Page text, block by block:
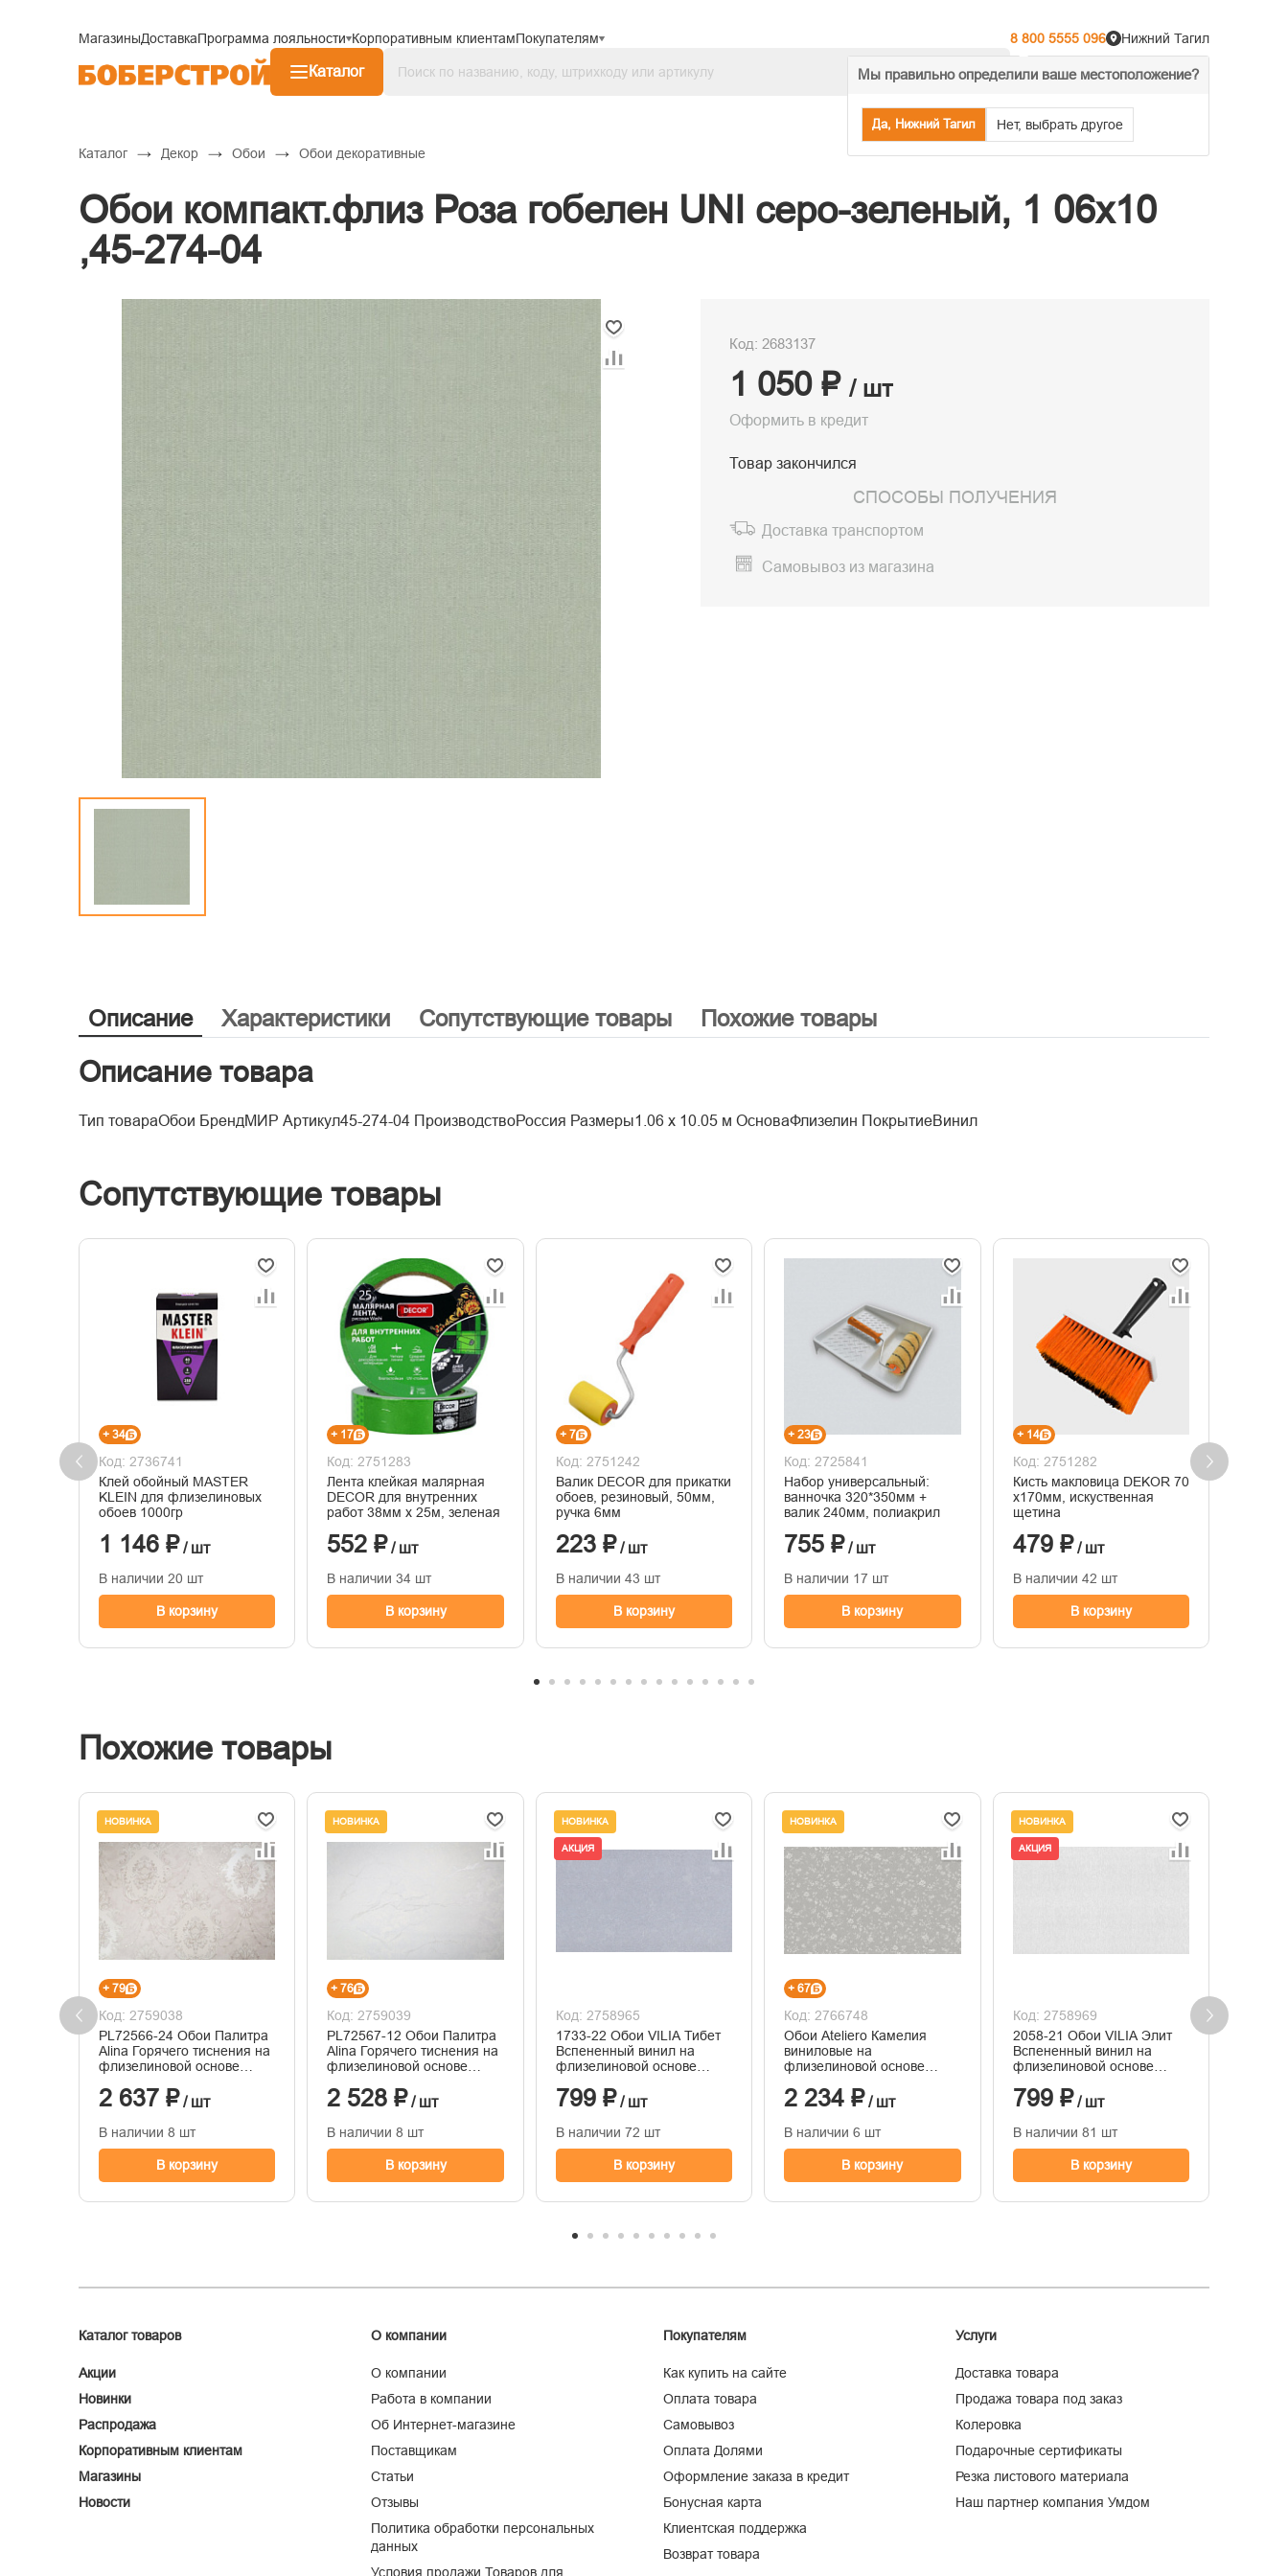
МагазиныДоставкаПрограмма лояльности Корпоративным клиентамПокупателям 8 800 5555 096
Мы правильно определили ваше местоположение?
Да, Нижний Тагил Нет, выбрать другое
Нижний Тагил
Каталог
% Акции Распродажа
Каталог → Декор → Обои → Обои декоративные
Обои компакт.флиз Роза гобелен UNI серо-зеленый, 1 06х10
,45-274-04
Код: 2683137
1 050 ₽ / шт
Оформить в кредит
Товар закончился
СПОСОБЫ ПОЛУЧЕНИЯ
Доставка транспортом
Самовывоз из магазина
Описание Характеристики Сопутствующие товары Похожие товары
Описание товара
Тип товараОбои БрендМИР Артикул45-274-04 ПроизводствоРоссия Размеры1.06 x 10.05 м ОсноваФлизелин ПокрытиеВинил
Сопутствующие товары
+ 34
Код: 2736741
Клей обойный MASTER
KLEIN для флизелиновых
обоев 1000гр
1 146 ₽ / шт
В наличии 20 шт
В корзину
+ 17
Код: 2751283
Лента клейкая малярная
DECOR для внутренних
работ 38мм х 25м, зеленая
552 ₽ / шт
В наличии 34 шт
В корзину
+ 7
Код: 2751242
Валик DECOR для прикатки
обоев, резиновый, 50мм,
ручка 6мм
223 ₽/ шт
В наличии 43 шт
В корзину
+ 23
Код: 2725841
Набор универсальный:
ванночка 320*350мм +
валик 240мм, полиакрил
755 ₽ / шт
В наличии 17 шт
В корзину
+ 14
Код: 2751282
Кисть макловица DEKOR 70
х170мм, искуственная
щетина
479 ₽/ шт
В наличии 42 шт
В корзину
Похожие товары
НОВИНКА
+ 79
Код: 2759038
PL72566-24 Обои Палитра
Alina Горячего тиснения на
флизелиновой основе
2 637 ₽ / шт
В наличии 8 шт
В корзину
НОВИНКА
+ 76
Код: 2759039
PL72567-12 Обои Палитра
Alina Горячего тиснения на
флизелиновой основе
2 528 ₽ / шт
В наличии 8 шт
В корзину
НОВИНКА
АКЦИЯ
Код: 2758965
1733-22 Обои VILIA Тибет
Вспененный винил на
флизелиновой основе
799 ₽/ шт
В наличии 72 шт
В корзину
НОВИНКА
+ 67
Код: 2766748
Обои Ateliero Камелия
виниловые на
флизелиновой основе
1,06м*10м
2 234 ₽ / шт
В наличии 6 шт
В корзину
НОВИНКА
АКЦИЯ
Код: 2758969
2058-21 Обои VILIA Элит
Вспененный винил на
флизелиновой основе
799 ₽/ шт
В наличии 81 шт
В корзину
Каталог товаров
Акции
Новинки
Распродажа
Корпоративным клиентам
Магазины
Новости
О компании
О компании
Работа в компании
Об Интернет-магазине
Поставщикам
Статьи
Отзывы
Политика обработки персональных
данных
Условия продажи Товаров для
Покупателям
Как купить на сайте
Оплата товара
Самовывоз
Оплата Долями
Оформление заказа в кредит
Бонусная карта
Клиентская поддержка
Возврат товара
Услуги
Доставка товара
Продажа товара под заказ
Колеровка
Подарочные сертификаты
Резка листового материала
Наш партнер компания Умдом